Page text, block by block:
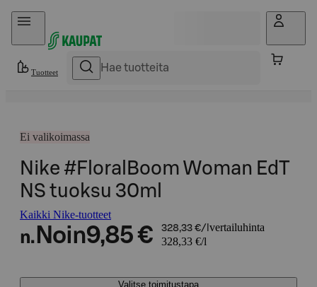
Hyppää sisältöön
Tuotteet
Ei valikoimassa
Nike #FloralBoom Woman EdT
NS tuoksu 30ml
Kaikki Nike-tuotteet
n. Noin9,85 € 328,33 €/l vertailuhinta
328,33 €/l
Valitse toimitustapa